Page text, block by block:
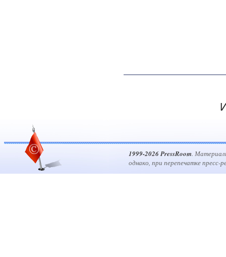
1999-2026 PressRoom.
однако, при перепечатке пресс-